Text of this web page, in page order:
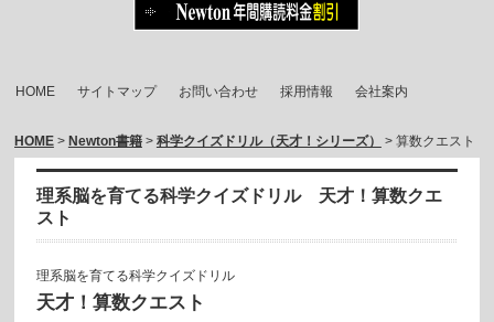
HOME サイトマップ お問い合わせ 採用情報 会社案内
HOME> Newton書籍> 科学クイズドリル（天才！シリーズ） > 算数クエスト
理系脳を育てる科学クイズドリル 天才！算数クエ
スト
理系脳を育てる科学クイズドリル
天才！算数クエスト